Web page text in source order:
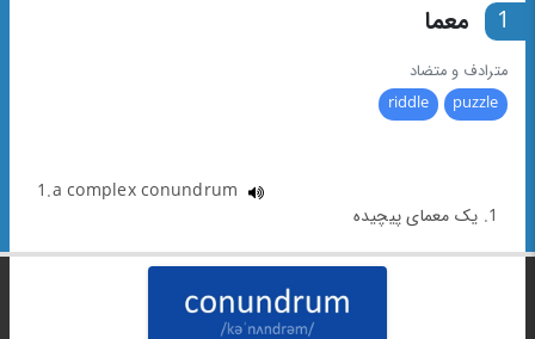
1 معما
مترادف و متضاد
puzzle
riddle
1.a complex conundrum
1. یک معمای پیچیده